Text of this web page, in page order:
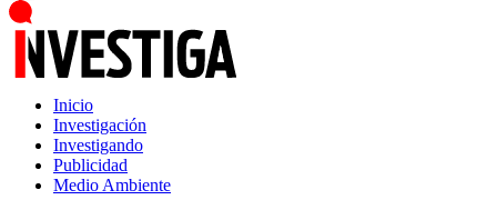
Inicio
Investigación
Investigando
Publicidad
Medio Ambiente